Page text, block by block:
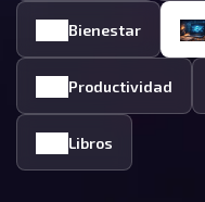
Bienestar
Productividad
Libros